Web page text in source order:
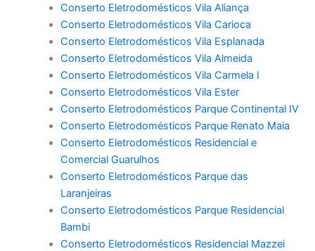
Conserto Eletrodomésticos Vila Aliança
Conserto Eletrodomésticos Vila Carioca
Conserto Eletrodomésticos Vila Esplanada
Conserto Eletrodomésticos Vila Almeida
Conserto Eletrodomésticos Vila Carmela I
Conserto Eletrodomésticos Vila Ester
Conserto Eletrodomésticos Parque Continental IV
Conserto Eletrodomésticos Parque Renato Maia
Conserto Eletrodomésticos Residencial e
Comercial Guarulhos
Conserto Eletrodomésticos Parque das
Laranjeiras
Conserto Eletrodomésticos Parque Residencial
Bambi
Conserto Eletrodomésticos Residencial Mazzei